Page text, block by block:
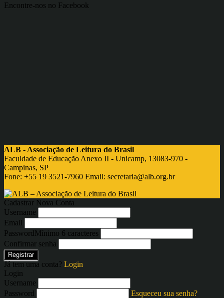
Encontre-nos no Facebook
ALB - Associação de Leitura do Brasil
Faculdade de Educação Anexo II - Unicamp, 13083-970 -
Campinas, SP
Fone: +55 19 3521-7960 Email: secretaria@alb.org.br
Cadastrar Nova Conta
Username
Email
PasswordMínimo 6 caracteres
Confirmar senha
Registrar
Já tem uma conta? Login
Login
Username
Password
Esqueceu sua senha?